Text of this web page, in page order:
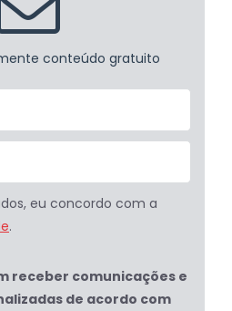
conteúdo gratuito
eu concordo com a
.
receber comunicações e
de acordo com